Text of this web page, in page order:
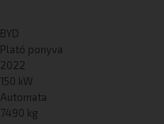
BYD
Plató ponyva
2022
150 kW
Automata
7490 kg